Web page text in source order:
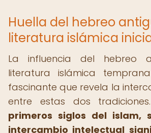
Huella del hebreo
literatura islámica
La influencia del hebreo
literatura islámica
fascinante que revela la
entre estas dos
primeros siglos del islam,
intercambio intelectual